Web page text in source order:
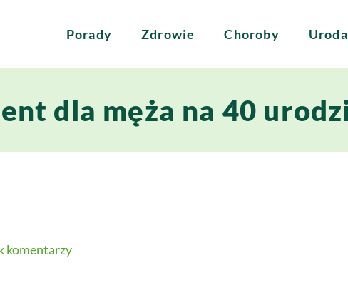
Porady Zdrowie Choroby Uroda
dla męża na 40
komentarzy